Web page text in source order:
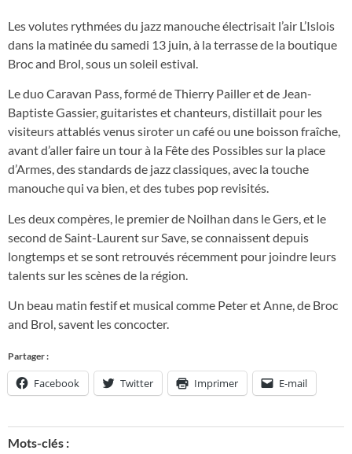
Les volutes rythmées du jazz manouche électrisait l’air L’Islois
dans la matinée du samedi 13 juin, à la terrasse de la boutique
Broc and Brol, sous un soleil estival.
Le duo Caravan Pass, formé de Thierry Pailler et de Jean-
Baptiste Gassier, guitaristes et chanteurs, distillait pour les
visiteurs attablés venus siroter un café ou une boisson fraîche,
avant d’aller faire un tour à la Fête des Possibles sur la place
d’Armes, des standards de jazz classiques, avec la touche
manouche qui va bien, et des tubes pop revisités.
Les deux compères, le premier de Noilhan dans le Gers, et le
second de Saint-Laurent sur Save, se connaissent depuis
longtemps et se sont retrouvés récemment pour joindre leurs
talents sur les scènes de la région.
Un beau matin festif et musical comme Peter et Anne, de Broc
and Brol, savent les concocter.
Partager :
Facebook Twitter Imprimer E-mail
Mots-clés :